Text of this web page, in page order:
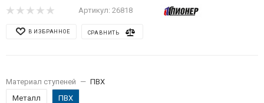
Артикул: 26818
В ИЗБРАННОЕ СРАВНИТЬ
Материал ступеней — ПВХ
Металл
ПВХ